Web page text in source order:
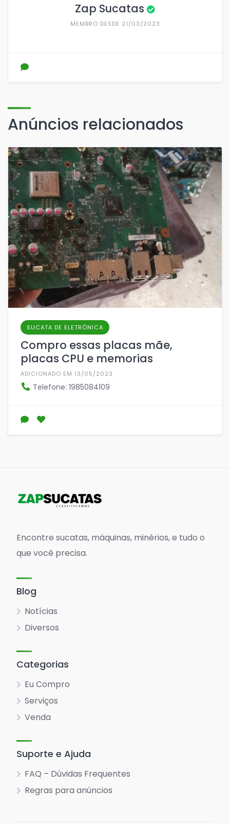
Zap Sucatas
MEMBRO DESDE 21/03/2023
Anúncios relacionados
SUCATA DE ELETRÔNICA
Compro essas placas mãe,
placas CPU e memorias
ADICIONADO EM 13/05/2023
Telefone: 1985084109
Encontre sucatas, máquinas, minérios, e tudo o
que você precisa.
Blog
Notícias
Diversos
Categorias
Eu Compro
Serviços
Venda
Suporte e Ajuda
FAQ – Dúvidas Frequentes
Regras para anúncios